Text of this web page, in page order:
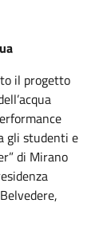
il progetto
gli studenti e
di Mirano